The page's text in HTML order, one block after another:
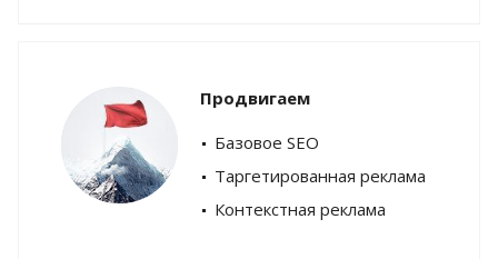
Продвигаем
Базовое SEO
Таргетированная реклама
Контекстная реклама